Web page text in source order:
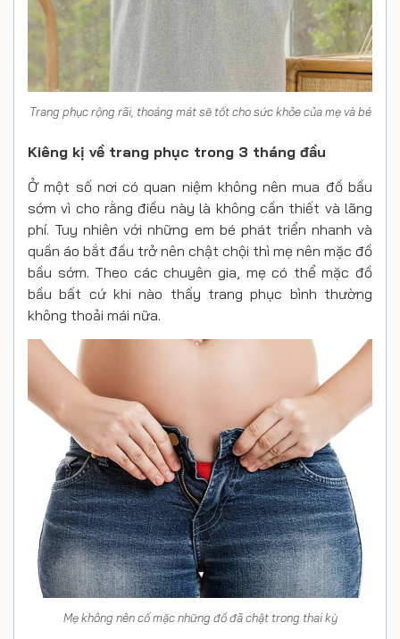
Trang phục rộng rãi, thoáng mát sẽ tốt cho sức khỏe của mẹ và bé
Kiêng kị về trang phục trong 3 tháng đầu
Ở một số nơi có quan niệm không nên mua đồ bầu
sớm vì cho rằng điều này là không cần thiết và lãng
phí. Tuy nhiên với những em bé phát triển nhanh và
quần áo bắt đầu trở nên chật chội thì mẹ nên mặc đồ
bầu sớm. Theo các chuyên gia, mẹ có thể mặc đồ
bầu bất cứ khi nào thấy trang phục bình thường
không thoải mái nữa.
Mẹ không nên cố mặc những đồ đã chật trong thai kỳ